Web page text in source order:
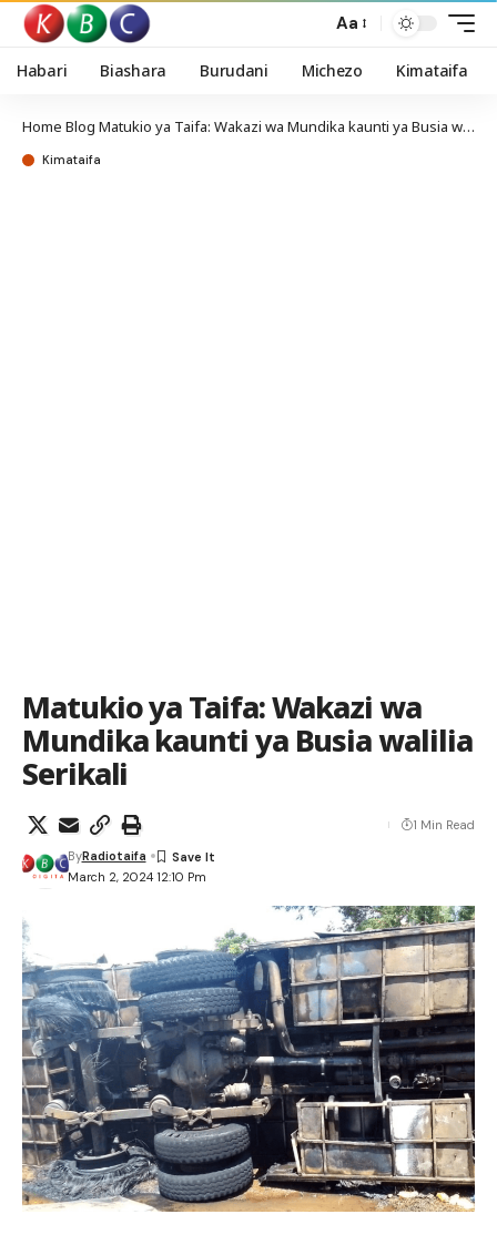
Aa
Habari Biashara Burudani Michezo Kimataifa
Home Blog Matukio ya Taifa: Wakazi wa Mundika kaunti ya Busia walilia Serikali
Kimataifa
Matukio ya Taifa: Wakazi wa
Mundika kaunti ya Busia walilia
Serikali
March 2, 2024 12:10 Pm
ByRadiotaifa
1 Min Read